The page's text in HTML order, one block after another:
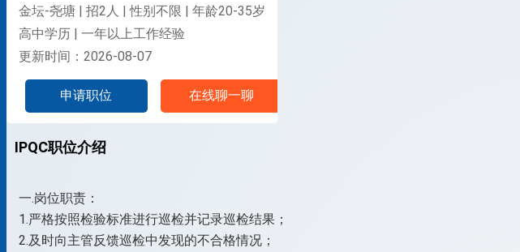
金坛-尧塘 | 招2人 | 性别不限 | 年龄20-35岁
高中学历 | 一年以上工作经验
更新时间：2026-08-07
申请职位 在线聊一聊
IPQC职位介绍
一.岗位职责：
1.严格按照检验标准进行巡检并记录巡检结果；
2.及时向主管反馈巡检中发现的不合格情况；